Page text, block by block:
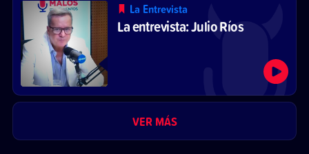
La Entrevista
La entrevista: Julio Ríos
VER MÁS